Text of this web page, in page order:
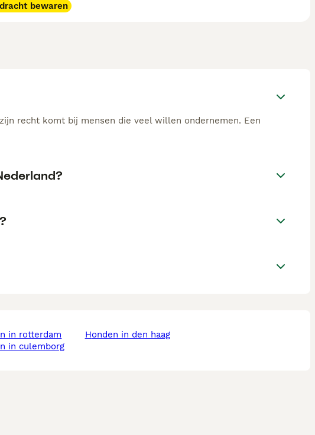
bewaren
recht komt bij mensen die veel willen ondernemen. Een
in rotterdam
in culemborg
honden in den haag